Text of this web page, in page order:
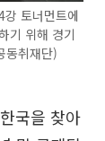
토너먼트에
기 위해 경기
동취재단)
국을 찾아